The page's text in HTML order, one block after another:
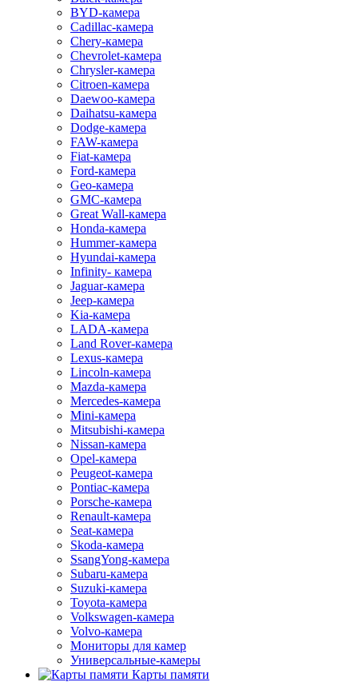
BYD-камера
Cadillac-камера
Chery-камера
Chevrolet-камера
Chrysler-камера
Citroen-камера
Daewoo-камера
Daihatsu-камера
Dodge-камера
FAW-камера
Fiat-камера
Ford-камера
Geo-камера
GMC-камера
Great Wall-камера
Honda-камера
Hummer-камера
Hyundai-камера
Infinity- камера
Jaguar-камера
Jeep-камера
Kia-камера
LADA-камера
Land Rover-камера
Lexus-камера
Lincoln-камера
Mazda-камера
Mercedes-камера
Mini-камера
Mitsubishi-камера
Nissan-камера
Opel-камера
Peugeot-камера
Pontiac-камера
Porsche-камера
Renault-камера
Seat-камера
Skoda-камера
SsangYong-камера
Subaru-камера
Suzuki-камера
Toyota-камера
Volkswagen-камера
Volvo-камера
Мониторы для камер
Универсальные-камеры
Карты памяти